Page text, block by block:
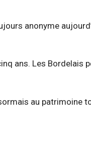
anonyme
ans. Les Bordelais
au patrimoine